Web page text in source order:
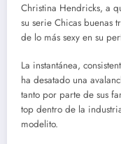
Christina Hendricks, a
su serie Chicas buenas
de lo más sexy en su
La instantánea,
ha desatado una
tanto por parte de sus
top dentro de la
modelito.